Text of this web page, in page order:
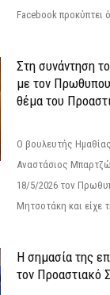
Facebook προκύπτει
Στη συνάντηση
με τον
θέμα του
Ο βουλευτής
Αναστάσιος
18/5/2026 τον
Μητσοτάκη και είχε
Η σημασία της
τον Προαστιακό